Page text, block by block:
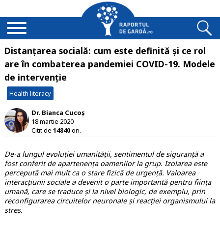
Distanțarea socială: cum este definită și ce rol
are în combaterea pandemiei COVID-19. Modele
de intervenție
Health literacy
Dr. Bianca Cucoș
18 martie 2020
Citit de 14840ori.
De-a lungul evoluției umanității, sentimentul de siguranță a
fost conferit de apartenența oamenilor la grup. Izolarea este
percepută mai mult ca o stare fizică de urgență. Valoarea
interacțiunii sociale a devenit o parte importantă pentru ființa
umană, care se traduce și la nivel biologic, de exemplu, prin
reconfigurarea circuitelor neuronale și reacției organismului la
stres.